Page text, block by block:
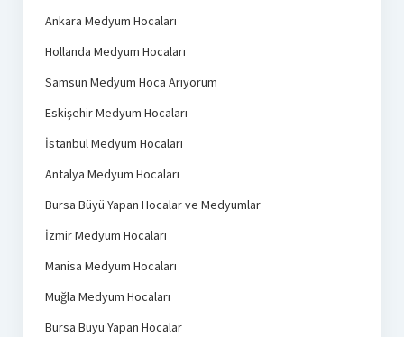
Ankara Medyum Hocaları
Hollanda Medyum Hocaları
Samsun Medyum Hoca Arıyorum
Eskişehir Medyum Hocaları
İstanbul Medyum Hocaları
Antalya Medyum Hocaları
Bursa Büyü Yapan Hocalar ve Medyumlar
İzmir Medyum Hocaları
Manisa Medyum Hocaları
Muğla Medyum Hocaları
Bursa Büyü Yapan Hocalar